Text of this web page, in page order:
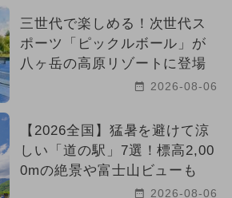
三世代で楽しめる！次世代ス
ポーツ「ピックルボール」が
八ヶ岳の高原リゾートに登場
2026-08-06
【2026全国】猛暑を避けて涼
しい「道の駅」7選！標高2,00
0mの絶景や富士山ビューも
2026-08-06